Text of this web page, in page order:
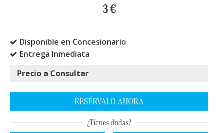
3€
Disponible en Concesionario
Entrega Inmediata
Precio a Consultar
RESÉRVALO AHORA
¿Tienes dudas?